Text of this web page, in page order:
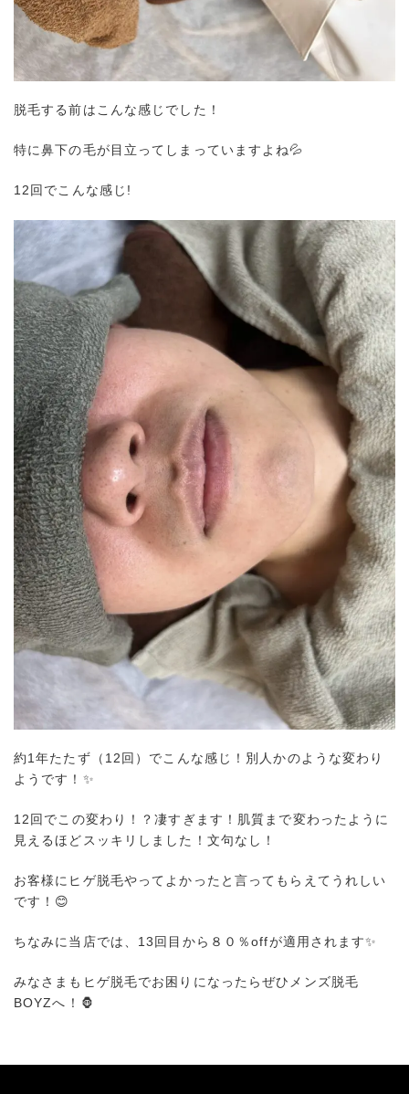
脱毛する前はこんな感じでした！
特に鼻下の毛が目立ってしまっていますよね💦
12回でこんな感じ!
約1年たたず（12回）でこんな感じ！別人かのような変わり
ようです！✨
12回でこの変わり！？凄すぎます！肌質まで変わったように
見えるほどスッキリしました！文句なし！
お客様にヒゲ脱毛やってよかったと言ってもらえてうれしい
です！😊
ちなみに当店では、13回目から８０％offが適用されます✨
みなさまもヒゲ脱毛でお困りになったらぜひメンズ脱毛
BOYZへ！🦍